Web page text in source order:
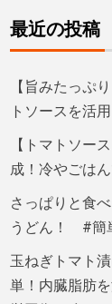
最近の投稿
【旨みたっぷ
トソースを活
【トマトソー
成！冷やごは
さっぱりと食
うどん！ #簡
玉ねぎトマト
単！内臓脂肪